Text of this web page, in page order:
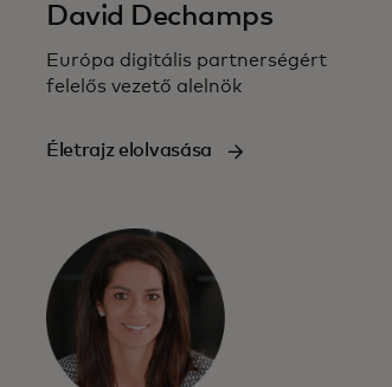
David Dechamps
Európa digitális partnerségért
felelős vezető alelnök
Életrajz elolvasása